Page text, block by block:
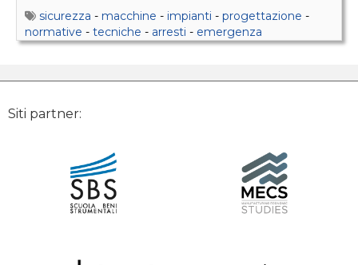
sicurezza - macchine - impianti - progettazione -
normative - tecniche - arresti - emergenza
Siti partner: